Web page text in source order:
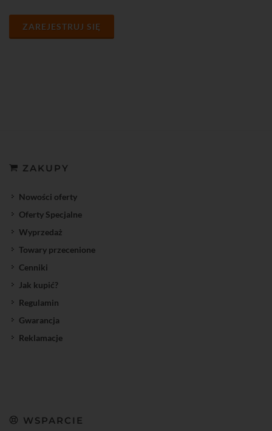
ZAREJESTRUJ SIĘ
ZAKUPY
Nowości oferty
Oferty Specjalne
Wyprzedaż
Towary przecenione
Cenniki
Jak kupić?
Regulamin
Gwarancja
Reklamacje
WSPARCIE